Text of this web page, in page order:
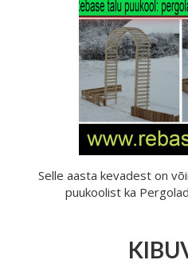
Selle aasta kevadest on
puukoolist ka